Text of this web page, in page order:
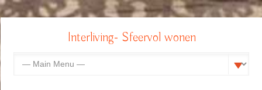
Interliving- Sfeervol wonen